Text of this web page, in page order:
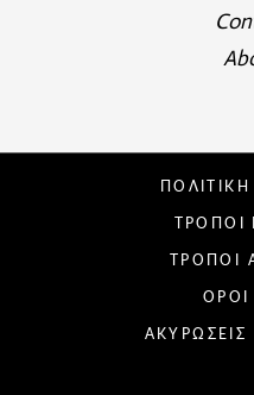
ΤΡΟΠΟΙ
ΟΡΟΙ
ΑΚΥΡΩΣΕΙΣ